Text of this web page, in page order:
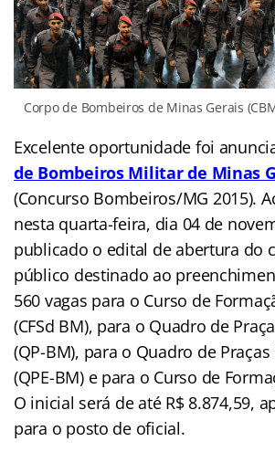
Corpo de Bombeiros de Minas Gerais
Excelente oportunidade foi
de Bombeiros Militar de Minas
(Concurso Bombeiros/MG 2015).
nesta quarta-feira, dia 04 de
publicado o edital de abertura do
público destinado ao
560 vagas para o Curso de
(CFSd BM), para o Quadro de
(QP-BM), para o Quadro de
(QPE-BM) e para o Curso de
O inicial será de até R$ 8.874,59,
para o posto de oficial.